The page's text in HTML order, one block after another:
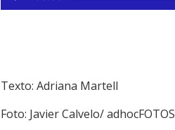
de
Texto: Adriana Martell
Foto: Javier Calvelo/ adhocFOTOS